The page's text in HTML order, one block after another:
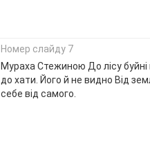
Номер слайду 7
Мураха Стежиною До лісу
до хати. Його й не видно Від
себе від самого.